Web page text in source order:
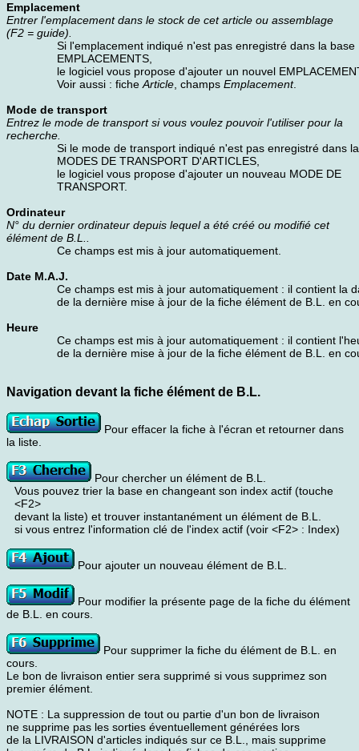
Emplacement
Entrer l'emplacement dans le stock de cet article ou assemblage
(F2 = guide).
Si l'emplacement indiqué n'est pas enregistré dans la base
EMPLACEMENTS,
le logiciel vous propose d'ajouter un nouvel
Voir aussi : fiche Article , champs Emplacement.
Mode de transport
Entrez le mode de transport si vous voulez pouvoir l'utiliser pour la
recherche.
Si le mode de transport indiqué n'est pas enregistré dans
MODES DE TRANSPORT D'ARTICLES,
le logiciel vous propose d'ajouter un nouveau MODE DE
TRANSPORT.
Ordinateur
N° du dernier ordinateur depuis lequel a été créé ou modifié cet
élément de B.L..
Ce champs est mis à jour automatiquement.
Date M.A.J.
Ce champs est mis à jour automatiquement : il contient la
de la dernière mise à jour de la fiche élément de B.L. en
Heure
Ce champs est mis à jour automatiquement : il contient
de la dernière mise à jour de la fiche élément de B.L. en
Navigation devant la fiche élément de B.L.
Pour effacer la fiche à l'écran et retourner dans
la liste.
Pour chercher un élément de B.L.
Vous pouvez trier la base en changeant son index actif (touche
<F2>
devant la liste) et trouver instantanément un élément de B.L.
si vous entrez l'information clé de l'index actif (voir <F2> : Index)
Pour ajouter un nouveau élément de B.L.
Pour modifier la présente page de la fiche du élément
de B.L. en cours.
Pour supprimer la fiche du élément de B.L. en
cours.
Le bon de livraison entier sera supprimé si vous supprimez son
premier élément.
NOTE : La suppression de tout ou partie d'un bon de livraison
ne supprime pas les sorties éventuellement générées lors
de la LIVRAISON d'articles indiqués sur ce B.L., mais supprime